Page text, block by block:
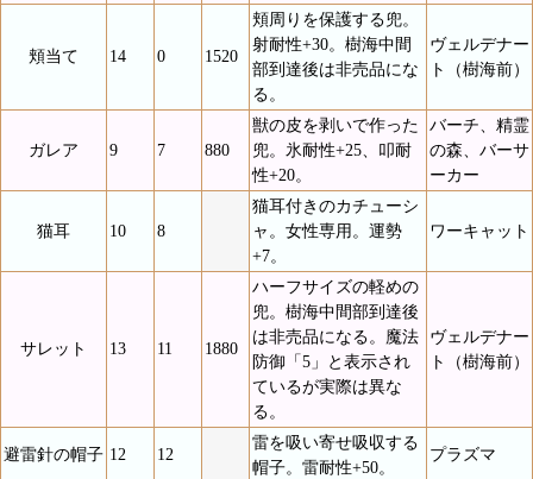
頬当て 14 0 1520
頬周りを保護する兜。
射耐性+30。樹海中間
部到達後は非売品にな
る。
ヴェルデナー
ト（樹海前）
ガレア 9 7 880
獣の皮を剥いで作った
兜。氷耐性+25、叩耐
性+20。
バーチ、精霊
の森、バーサ
ーカー
猫耳 10 8
猫耳付きのカチューシ
ャ。女性専用。運勢
+7。
ワーキャット
サレット 13 11 1880
ハーフサイズの軽めの
兜。樹海中間部到達後
は非売品になる。魔法
防御「5」と表示され
ているが実際は異な
る。
ヴェルデナー
ト（樹海前）
避雷針の帽子 12 12
雷を吸い寄せ吸収する
帽子。雷耐性+50。
プラズマ